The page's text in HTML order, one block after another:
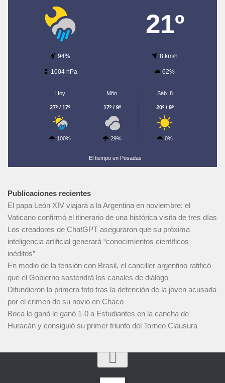
21º
94% 8 km/h
1004 hPa 62%
Hoy
27º / 17º
100%
Mñn.
17º / 9º
29%
Sáb. 8
20º / 9º
0%
El tiempo en Posadas
Publicaciones recientes
El papa León XIV viajará a la Argentina en noviembre: el
Vaticano confirmó el itinerario de una histórica visita de tres días
Los creadores de ChatGPT aseguraron que su próxima
inteligencia artificial generará “conocimientos científicos
inéditos”
En medio de la tensión con Brasil, el canciller argentino ratificó
que el Gobierno sostendrá los canales de diálogo
Difundieron la primera foto tras la detención de la joven acusada
por el crimen de su novio en Chaco
Boca le ganó le ganó 1-0 a Estudiantes en la cancha de
Huracán y consiguió su primer triunfo del Torneo Clausura